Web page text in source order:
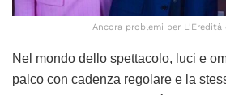
Ancora problemi per
Nel mondo dello spettacolo, luci e
palco con cadenza regolare e la